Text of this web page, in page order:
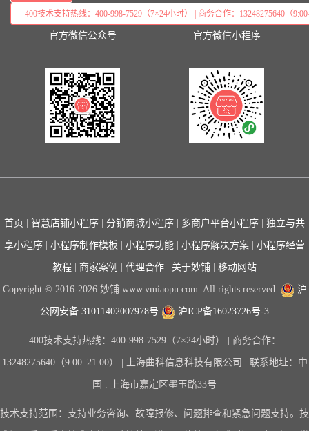
400技术支持热线：400-998-7529（7×24小时） | 商务合作：13248275640（
官方微信公众号 官方微信小程序
首页 智慧店铺小程序 分销商城小程序 多商户平台小程序 独立与共
享小程序 小程序制作模板 小程序功能 小程序解决方案 小程序经营
教程 商家案例 代理合作 关于妙铺 移动网站
Copyright © 2016-2026 妙铺 www.vmiaopu.com. All rights reserved. 沪
公网安备 31011402007978号 沪ICP备16023726号-3
400技术支持热线：400-998-7529（7×24小时） | 商务合作：
13248275640（9:00–21:00） | 上海曲科信息科技有限公司 | 联系地址：中
国 . 上海市嘉定区墨玉路33号
技术支持范围：支持业务咨询、故障报修、问题排查和紧急问题支持。技